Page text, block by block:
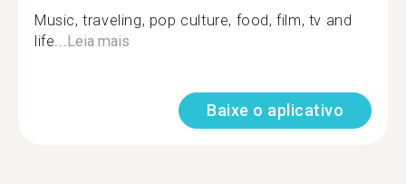
Music, traveling, pop culture, food, film, tv and
life... Leia mais
Baixe o aplicativo